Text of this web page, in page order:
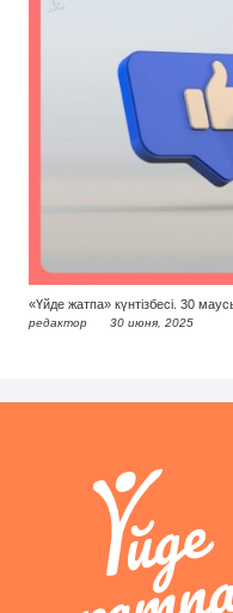
«Үйде жатпа» күнтізбесі. 30
редактор 30 июня, 2025